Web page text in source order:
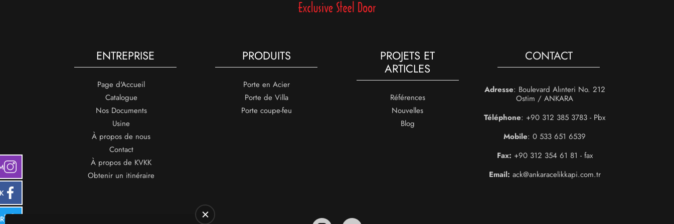
ENTREPRISE
Page d'Accueil
Catalogue
Nos Documents
Usine
À propos de nous
Contact
À propos de KVKK
Obtenir un itinéraire
PRODUITS
Porte en Acier
Porte de Villa
Porte coupe-feu
PROJETS ET
ARTICLES
Références
Nouvelles
Blog
CONTACT
Adresse: Boulevard Alınteri No. 212
Ostim / ANKARA
Téléphone: +90 312 385 3783 - Pbx
Mobile: 0 533 651 6539
Fax: +90 312 354 61 81 - fax
Email: ack@ankaracelikkapi.com.tr